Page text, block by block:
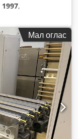
1997,
Мал оглас